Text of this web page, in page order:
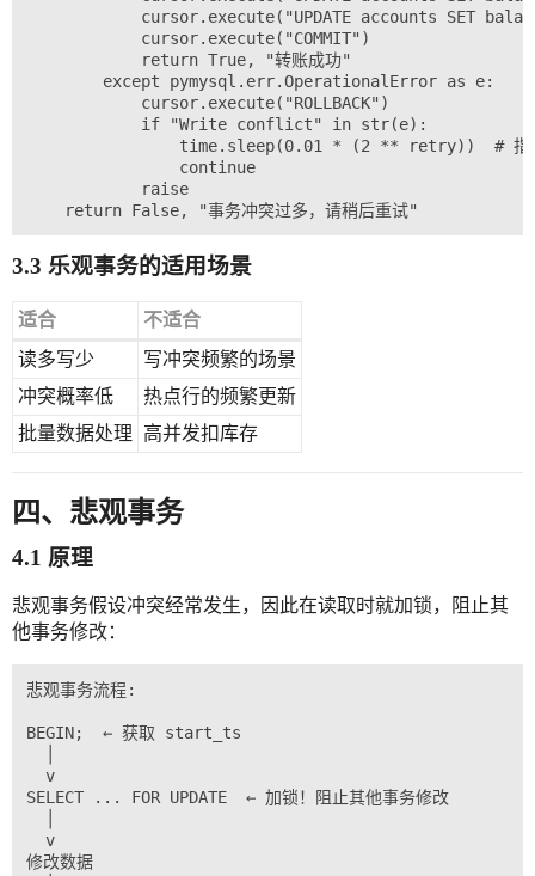
cursor.execute("UPDATE accounts SET
            cursor.execute("COMMIT")
            return True, "转账成功"
        except pymysql.err.OperationalError as e:
            cursor.execute("ROLLBACK")
            if "Write conflict" in str(e):
time.sleep(0.01 * (2 ** retry))  # 指
                continue
            raise
3.3 乐观事务的适用场景
适合
不适合
读多写少
写冲突频繁的场景
冲突概率低
热点行的频繁更新
批量数据处理
高并发扣库存
四、悲观事务
4.1 原理
悲观事务假设冲突经常发生，因此在读取时就加锁，阻止其
他事务修改：
悲观事务流程:
BEGIN;  ← 获取 start_ts
  v
SELECT ... FOR UPDATE  ← 加锁！阻止其他事务修改
  v
修改数据